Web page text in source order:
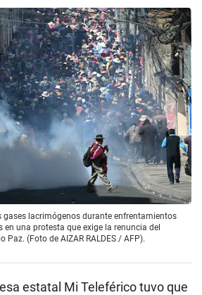
gases lacrimógenos durante enfrentamientos
una protesta que exige la renuncia del
Paz. (Foto de AIZAR RALDES / AFP).
estatal Mi Teleférico tuvo que